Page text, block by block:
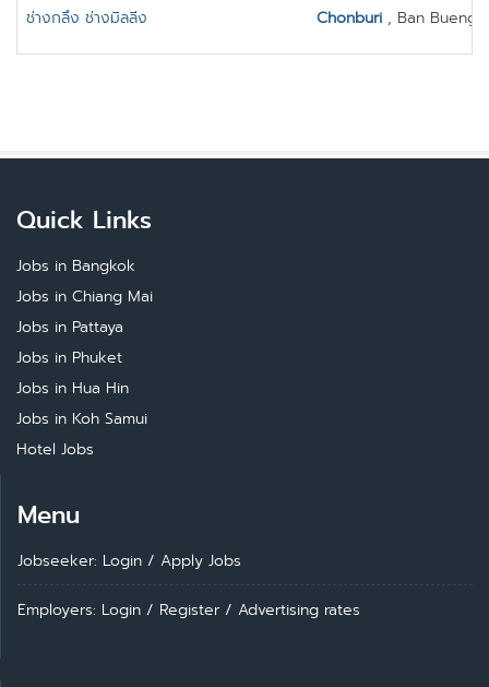
ช่างกลึง ช่างมิลลิ่ง
Chonburi , Ban Bueng
Quick Links
Jobs in Bangkok
Jobs in Chiang Mai
Jobs in Pattaya
Jobs in Phuket
Jobs in Hua Hin
Jobs in Koh Samui
Hotel Jobs
Menu
Jobseeker: Login / Apply Jobs
Employers: Login / Register / Advertising rates